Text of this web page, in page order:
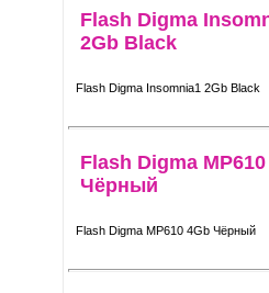
Flash Digma
2Gb Black
Flash Digma Insomnia1 2Gb Black
Flash Digma
Чёрный
Flash Digma MP610 4Gb Чёрный